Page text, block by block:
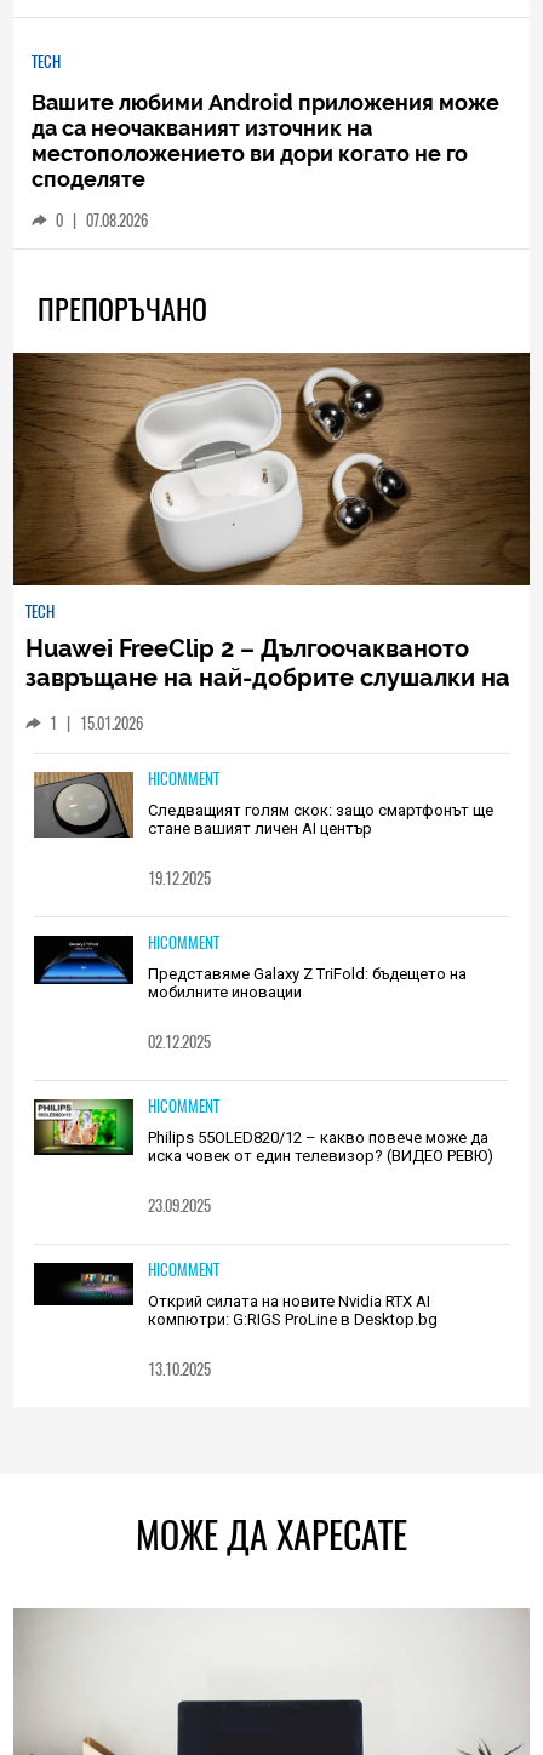
TECH
Вашите любими Android приложения може
да са неочакваният източник на
местоположението ви дори когато не го
споделяте
0 | 07.08.2026
ПРЕПОРЪЧАНО
TECH
Huawei FreeClip 2 – Дългоочакваното
завръщане на най-добрите слушалки на
1 | 15.01.2026
HICOMMENT
Следващият голям скок: защо смартфонът ще
стане вашият личен AI център
19.12.2025
HICOMMENT
Представяме Galaxy Z TriFold: бъдещето на
мобилните иновации
02.12.2025
HICOMMENT
Philips 55OLED820/12 – какво повече може да
иска човек от един телевизор? (ВИДЕО РЕВЮ)
23.09.2025
HICOMMENT
Открий силата на новите Nvidia RTX AI
компютри: G:RIGS ProLine в Desktop.bg
13.10.2025
МОЖЕ ДА ХАРЕСАТЕ